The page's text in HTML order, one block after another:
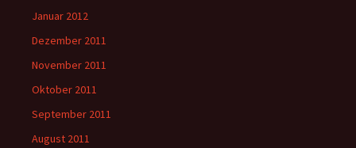
Januar 2012
Dezember 2011
November 2011
Oktober 2011
September 2011
August 2011